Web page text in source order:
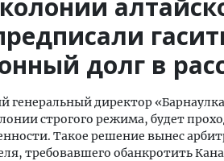
долг в
генеральный директор
строгого режима, будет
Такое решение вынес
требовавшего обанкротить